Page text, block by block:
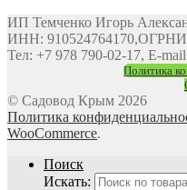
ИП Темченко Игорь
ИНН:
Тел: +7 978 790-02-17, E-
Политика
© Садовод Крым 2026
Политика
WooCommerce.
Поиск
Искать: